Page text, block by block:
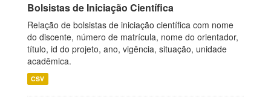
Bolsistas de Iniciação Científica
Relação de bolsistas de iniciação científica com nome
do discente, número de matrícula, nome do orientador,
título, id do projeto, ano, vigência, situação, unidade
acadêmica.
CSV